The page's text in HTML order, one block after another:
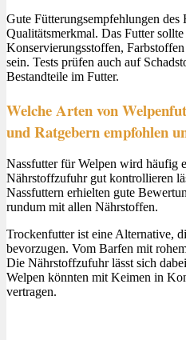
Gute Fütterungsempfehlungen
Qualitätsmerkmal. Das Futter
Konservierungsstoffen,
sein. Tests prüfen auch auf
Bestandteile im Futter.
Welche Arten von
und Ratgebern empfohlen
Nassfutter für Welpen wird häufig
Nährstoffzufuhr gut kontrollieren
Nassfuttern erhielten gute
rundum mit allen Nährstoffen.
Trockenfutter ist eine Alternative,
bevorzugen. Vom Barfen mit
Die Nährstoffzufuhr lässt sich
Welpen könnten mit Keimen in
vertragen.